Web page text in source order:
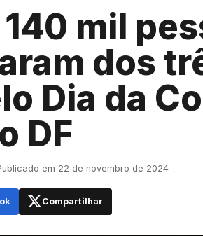
mil
dos
Dia da
DF
em 22 de novembro de 2024
Compartilhar